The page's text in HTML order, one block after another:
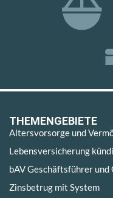
THEMENGEBIETE
Altersvorsorge und
Lebensversicherung
bAV Geschäftsführer
Zinsbetrug mit System